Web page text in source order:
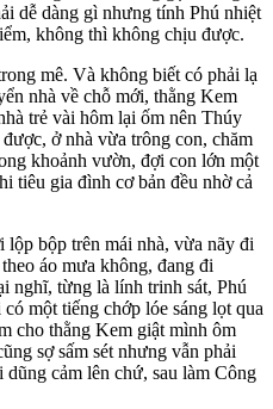
dễ dàng gì nhưng tính Phú nhiệt
không thì không chịu được.
mê. Và không biết có phải lạ
nhà về chỗ mới, thằng Kem
trẻ vài hôm lại ốm nên Thúy
ở nhà vừa trông con, chăm
khoảnh vườn, đợi con lớn một
tiêu gia đình cơ bản đều nhờ cả
bộp trên mái nhà, vừa nãy đi
áo mưa không, đang đi
nghĩ, từng là lính trinh sát, Phú
một tiếng chớp lóe sáng lọt qua
cho thằng Kem giật mình ôm
sợ sấm sét nhưng vẫn phải
cảm lên chứ, sau làm Công